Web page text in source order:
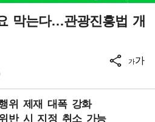
막는다…관광진흥법 개
가가
위 제재 대폭 강화
반 시 지정 취소 가능